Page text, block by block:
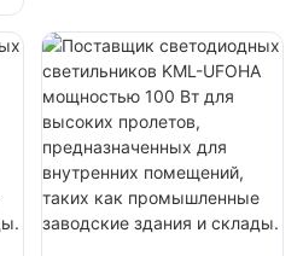
мощностью 150
Вт для высоких
помещений, таких
как ремонтные
мастерские и
склады.